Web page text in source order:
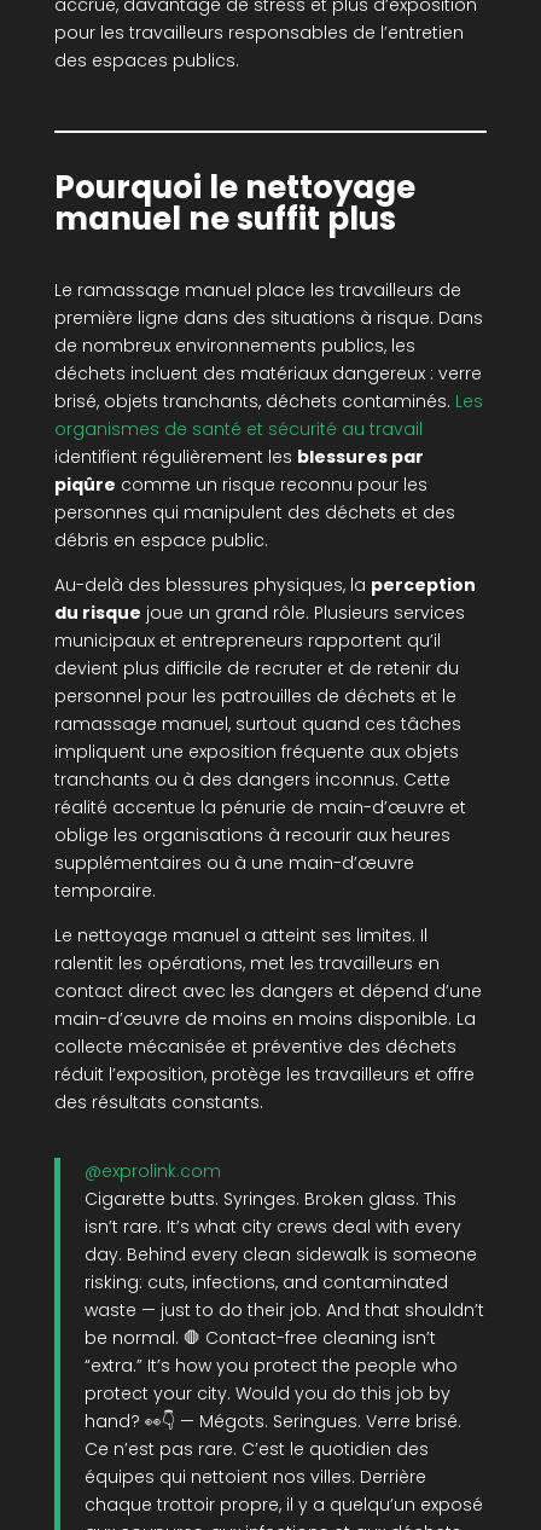
accrue, davantage de stress et plus d’exposition
pour les travailleurs responsables de l’entretien
des espaces publics.
Pourquoi le nettoyage
manuel ne suffit plus
Le ramassage manuel place les travailleurs de
première ligne dans des situations à risque. Dans
de nombreux environnements publics, les
déchets incluent des matériaux dangereux : verre
brisé, objets tranchants, déchets contaminés. Les
organismes de santé et sécurité au travail
identifient régulièrement les blessures par
piqûre comme un risque reconnu pour les
personnes qui manipulent des déchets et des
débris en espace public.
Au-delà des blessures physiques, la perception
du risque joue un grand rôle. Plusieurs services
municipaux et entrepreneurs rapportent qu’il
devient plus difficile de recruter et de retenir du
personnel pour les patrouilles de déchets et le
ramassage manuel, surtout quand ces tâches
impliquent une exposition fréquente aux objets
tranchants ou à des dangers inconnus. Cette
réalité accentue la pénurie de main-d’œuvre et
oblige les organisations à recourir aux heures
supplémentaires ou à une main-d’œuvre
temporaire.
Le nettoyage manuel a atteint ses limites. Il
ralentit les opérations, met les travailleurs en
contact direct avec les dangers et dépend d’une
main-d’œuvre de moins en moins disponible. La
collecte mécanisée et préventive des déchets
réduit l’exposition, protège les travailleurs et offre
des résultats constants.
@exprolink.com
Cigarette butts. Syringes. Broken glass. This
isn’t rare. It’s what city crews deal with every
day. Behind every clean sidewalk is someone
risking: cuts, infections, and contaminated
waste — just to do their job. And that shouldn’t
be normal. 🛑 Contact-free cleaning isn’t
“extra.” It’s how you protect the people who
protect your city. Would you do this job by
hand? 👀👇 — Mégots. Seringues. Verre brisé.
Ce n’est pas rare. C’est le quotidien des
équipes qui nettoient nos villes. Derrière
chaque trottoir propre, il y a quelqu’un exposé